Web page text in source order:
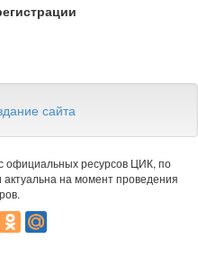
сайта
официальных ресурсов ЦИК, по
на момент проведения